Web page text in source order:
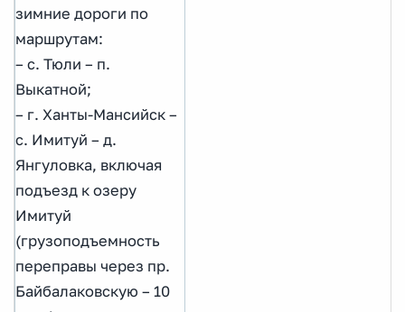
зимние дороги по
маршрутам:
– с. Тюли – п.
Выкатной;
– г. Ханты-Мансийск –
с. Имитуй – д.
Янгуловка, включая
подъезд к озеру
Имитуй
(грузоподъемность
переправы через пр.
Байбалаковскую – 10